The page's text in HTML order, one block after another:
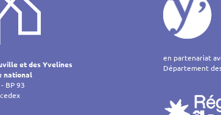
et des Yvelines
national
BP 93
en partenariat
Département